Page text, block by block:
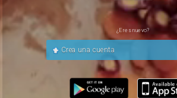
¿Eres nuevo?
Crea una cuenta